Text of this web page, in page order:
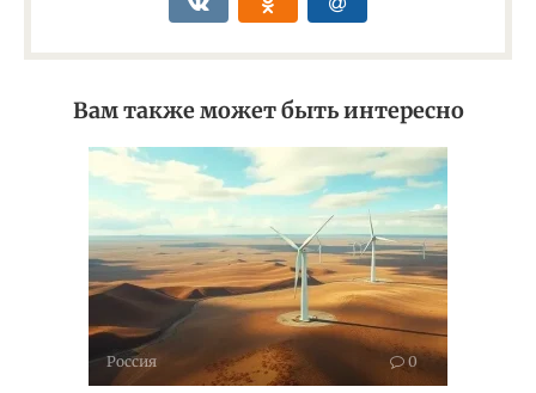
Вам также может быть интересно
Россия 0